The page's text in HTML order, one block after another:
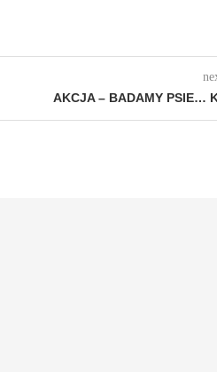
AKCJA – BADAMY PSIE…